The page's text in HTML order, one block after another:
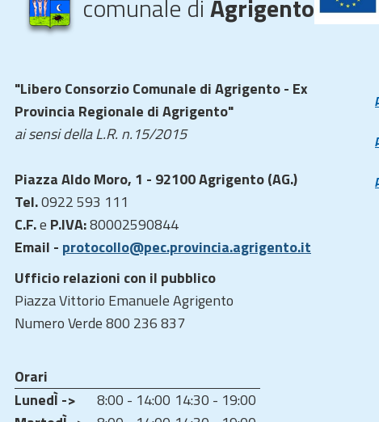
comunale diAgrigento
"Libero Consorzio Comunale di Agrigento - Ex
Provincia Regionale di Agrigento"
ai sensi della L.R. n.15/2015
Piazza Aldo Moro, 1 - 92100 Agrigento (AG.)
Tel.0922 593 111
C.F.e P.IVA:80002590844
Email - protocollo@pec.provincia.agrigento.it
Ufficio relazioni con il pubblico
Piazza Vittorio Emanuele Agrigento
Numero Verde 800 236 837
Orari
LunedÌ ->
8:00 - 14:00 14:30 - 19:00